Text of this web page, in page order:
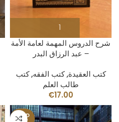
شرح الدروس المهمة لعامة الأمة
– عبد الرزاق البدر
كتب العقيدة,كتب الفقه,كتب
طالب العلم
€17.00
SOLD